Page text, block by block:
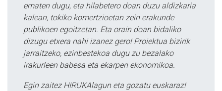
ematen dugu, eta hilabetero doan duzu aldizkaria
kalean, tokiko komertzioetan zein erakunde
publikoen egoitzetan. Eta orain doan bidaliko
dizugu etxera nahi izanez gero! Proiektua bizirik
jarraitzeko, ezinbestekoa dugu zu bezalako
irakurleen babesa eta ekarpen ekonomikoa.
Egin zaitez HIRUKAlagun eta gozatu euskaraz!